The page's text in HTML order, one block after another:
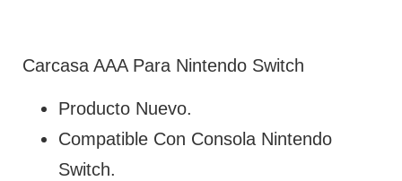
Carcasa AAA Para Nintendo Switch
Producto Nuevo.
Compatible Con Consola Nintendo
Switch.